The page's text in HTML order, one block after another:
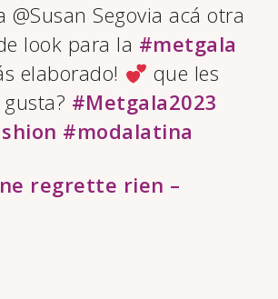
@Susan Segovia acá otra
look para la #metgala
elaborado!
que les
#Metgala2023
#modalatina
regrette rien –